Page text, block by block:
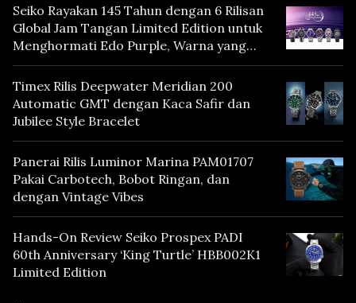
Seiko Rayakan 145 Tahun dengan 6 Rilisan
Global Jam Tangan Limited Edition untuk
Menghormati Edo Purple, Warna yang
Mencerminkan Warisan Tokyo
Timex Rilis Deepwater Meridian 200
Automatic GMT dengan Kaca Safir dan
Jubilee Style Bracelet
Panerai Rilis Luminor Marina PAM01707
Pakai Carbotech, Bobot Ringan, dan
dengan Vintage Vibes
Hands-On Review Seiko Prospex PADI
60th Anniversary ‘King Turtle’ HBB002K1
Limited Edition